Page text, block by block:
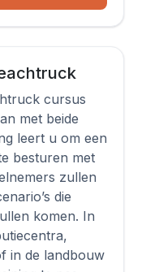
cursus
met beide
leert u om een
besturen met
zullen
die
komen. In
in de landbouw